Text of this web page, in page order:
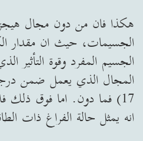
هكذا فان من دون مجال هيجز
الجسيمات، حيث ان مقدار
الجسيم المفرد وقوة
17) فما دون. اما فوق
انه يمثل حالة الفراغ ذات